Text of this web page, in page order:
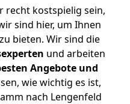
recht kostspielig sein,
sind hier, um Ihnen
zu bieten. Wir sind die
und arbeiten
Angebote und
wie wichtig es ist,
nach Lengenfeld